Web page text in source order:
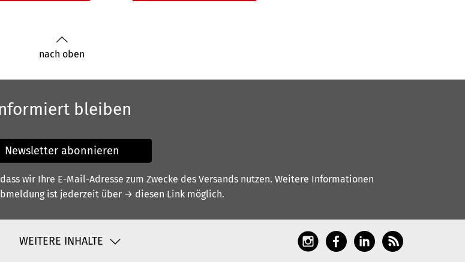
nach oben
bleiben
Newsletter abonnieren
wir Ihre E-Mail-Adresse zum Zwecke des Versands nutzen. Weitere Informationen
ist jederzeit über → diesen Link möglich.
WEITERE INHALTE